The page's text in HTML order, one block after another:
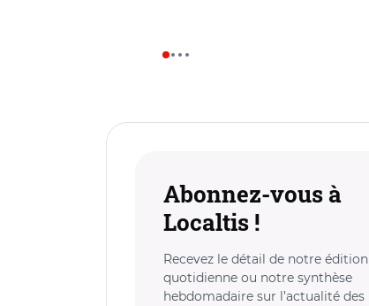
Abonnez-vous à
Localtis !
Recevez le détail de notre édition
quotidienne ou notre synthèse
hebdomadaire sur l’actualité des